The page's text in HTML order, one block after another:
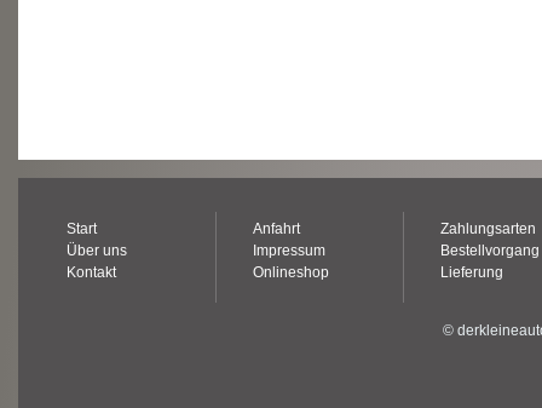
Start
Über uns
Kontakt
Anfahrt
Impressum
Onlineshop
Zahlungsarten
Bestellvorgang
Lieferung
©